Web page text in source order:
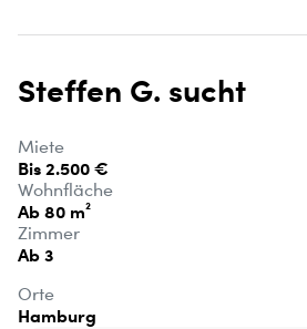
Steffen G. sucht
Miete
Bis 2.500 €
Wohnfläche
Ab 80 m²
Zimmer
Ab 3
Orte
Hamburg